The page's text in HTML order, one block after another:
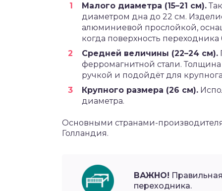
Малого диаметра (15–21 см).
диаметром дна до 22 см.
алюминиевой прослойкой,
когда поверхность
Средней величины (22–24 см).
ферромагнитной стали.
ручкой и подойдёт для
Крупного размера (26 см).
диаметра.
Основными странами-
Голландия.
ВАЖНО!
переходника.